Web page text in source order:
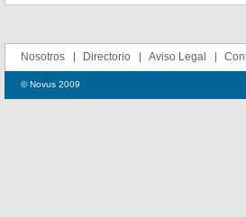
Nosotros Directorio Aviso Legal
© Novus 2009